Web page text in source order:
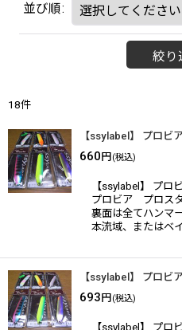
並び順:
絞り
18件
【ssylabel】 プロ
660 円 (税込)
【ssylabel】 プ
プロビア プロスタ
裏面は全てハンマ
本流域、またはベ
【ssylabel】 プロ
693 円 (税込)
【ssylabel】 プ